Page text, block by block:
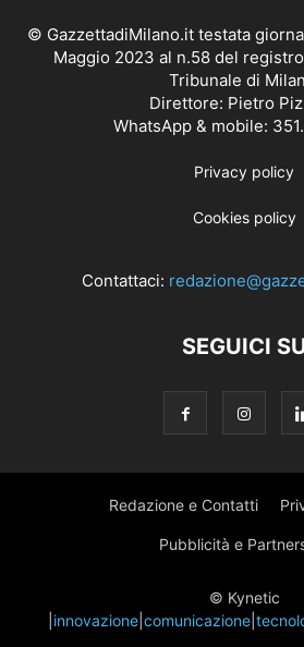
© GazzettadiMilano.it testata
Maggio 2023 al n.58 del
Tribunale di
Direttore: Pietro
WhatsApp & mobile:
Privacy policy
Cookies policy
Contattaci:
SEGUICI
Redazione e Contatti
Pubblicità e
© Kynetic
innovazione comunicazione